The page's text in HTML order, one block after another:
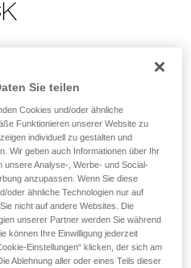
beschleunigt den
schnellen Ermüdung vor.
CROLL-, ASCENSION-
verwendet. Sie ist
und schnellen
das ihnen eine präzise
Halt am Fuß ermöglicht. Die
einfaches Einlegen des
des Geräts während des
einer Version für den linken
Fuß erhältlich.
Sie teilen
Cookies und/oder ähnliche
Funktionieren unserer Website zu
individuell zu gestalten und
Wir geben auch Informationen über Ihr
Analyse-, Werbe- und Social-
anzupassen. Wenn Sie diese
oder ähnliche Technologien nur auf
nicht auf andere Websites. Die
unserer Partner werden Sie während
können Ihre Einwilligung jederzeit
Einstellungen“ klicken, der sich am
Ablehnung aller oder eines Teils dieser